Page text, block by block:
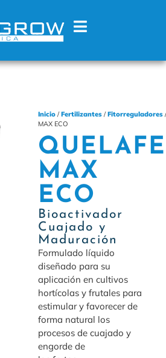
Inicio /Fertilizantes /Fitorreguladores
MAX ECO
MAX
ECO
Bioactivador
Cuajado y
Maduración
Formulado líquido
diseñado para su
aplicación en cultivos
hortícolas y frutales para
estimular y favorecer de
forma natural los
procesos de cuajado y
engorde de